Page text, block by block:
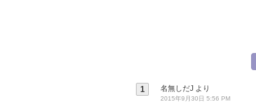
1 名無しだJ より
2015年9月30日 5:56 PM